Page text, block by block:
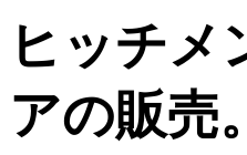
ヒッチメ
アの販売